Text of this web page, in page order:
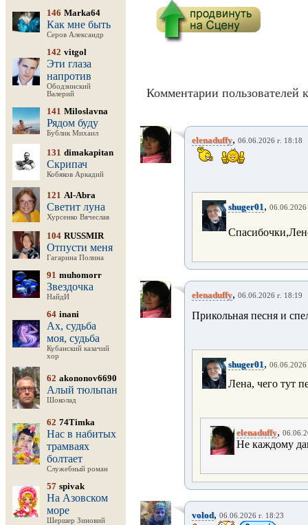
146 Marka64
Как мне быть
Серов Александр
142 vitgol
Эти глаза
напротив
Ободзинский
Валерий
141 Miloslavna
Рядом буду
Бублик Михаил
131 dimakapitan
Скрипач
Кобяков Аркадий
121 Al-Abra
Светит луна
Хурсенко Вячеслав
104 RUSSMIR
Отпусти меня
Гагарина Полина
91 muhomorr
Звездочка
НайдИ
64 inani
Ах, судьба
моя, судьба
Кубанский казачий
хор
62 akononov6690
Алый тюльпан
Шоколад
62 74Timka
Нас в набитых
трамваях
болтает
Служебный роман
57 spivak
На Азовском
море
Шершер Зиновий
Комментарии пользователей
elenaduffy, 06.06.2026 г. 18:18
shuger01, 06.06.2026
elenaduffy, 06.06.2026 г. 18:19
Прикольная песня и
shuger01, 06.06.2026
Лена, чего тут
elenaduffy,
Не каждому
volod, 06.06.2026 г. 18:23